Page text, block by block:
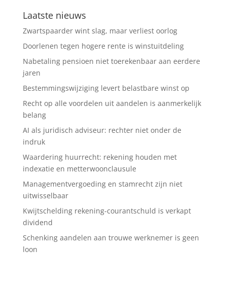
Laatste nieuws
Zwartspaarder wint slag, maar verliest oorlog
Doorlenen tegen hogere rente is winstuitdeling
Nabetaling pensioen niet toerekenbaar aan eerdere
jaren
Bestemmingswijziging levert belastbare winst op
Recht op alle voordelen uit aandelen is aanmerkelijk
belang
AI als juridisch adviseur: rechter niet onder de
indruk
Waardering huurrecht: rekening houden met
indexatie en metterwoonclausule
Managementvergoeding en stamrecht zijn niet
uitwisselbaar
Kwijtschelding rekening-courantschuld is verkapt
dividend
Schenking aandelen aan trouwe werknemer is geen
loon